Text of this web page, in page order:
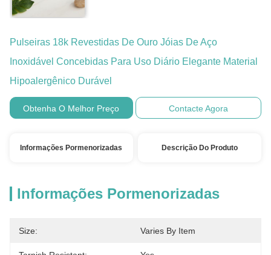
Pulseiras 18k Revestidas De Ouro Jóias De Aço
Inoxidável Concebidas Para Uso Diário Elegante Material
Hipoalergênico Durável
Obtenha O Melhor Preço Contacte Agora
Informações Pormenorizadas Descrição Do Produto
Informações Pormenorizadas
Size: Varies By Item